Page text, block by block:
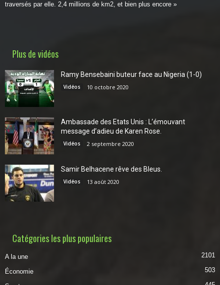
traversés par elle. 2,4 millions de km2, et bien plus encore »
Plus de vidéos
Ramy Bensebaini buteur face au Nigeria (1-0)
Vidéos 10 octobre 2020
Ambassade des Etats Unis : L’émouvant
message d’adieu de Karen Rose.
Vidéos 2 septembre 2020
Samir Belhacene rêve des Bleus.
Vidéos 13 août 2020
Catégories les plus populaires
A la une 2101
Économie 503